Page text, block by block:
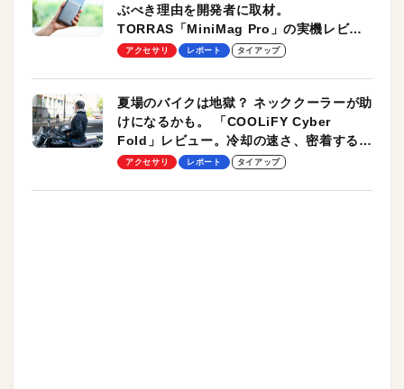
ぶべき理由を開発者に取材。
TORRAS「MiniMag Pro」の実機レビュ
ーも
アクセサリ レポート タイアップ
夏場のバイクは地獄？ ネッククーラーが助
けになるかも。 「COOLiFY Cyber
Fold」レビュー。冷却の速さ、密着する冷
却プレート、シンプルな操作性がグッド！
アクセサリ レポート タイアップ